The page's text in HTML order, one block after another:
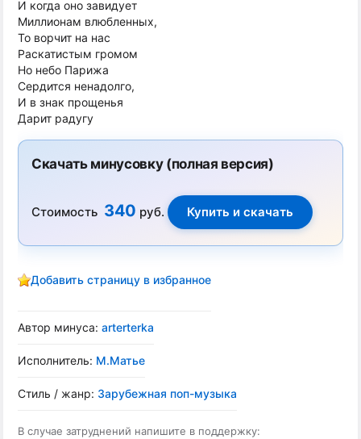
И когда оно завидует
Миллионам влюбленных,
То ворчит на нас
Раскатистым громом
Но небо Парижа
Сердится ненадолго,
И в знак прощенья
Дарит радугу
Скачать минусовку (полная версия)
Стоимость 340 руб.
Добавить страницу в избранное
Автор минуса: arterterka
Исполнитель: М.Матье
Стиль / жанр: Зарубежная поп-музыка
В случае затруднений напишите в поддержку: